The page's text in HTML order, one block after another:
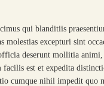
qui blanditiis
molestias excepturi sint
deserunt mollitia
est et expedita
cumque nihil impedit quo